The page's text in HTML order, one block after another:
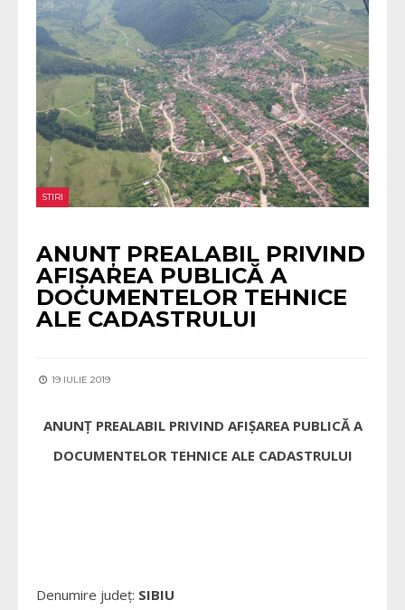
STIRI
ANUNȚ PREALABIL PRIVIND
AFIȘAREA PUBLICĂ A
DOCUMENTELOR TEHNICE
ALE CADASTRULUI
19 IULIE 2019
ANUNȚ PREALABIL PRIVIND AFIȘAREA PUBLICĂ A
DOCUMENTELOR TEHNICE ALE CADASTRULUI
Denumire județ: SIBIU